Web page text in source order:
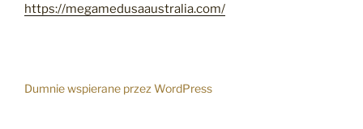
https://megamedusaaustralia.com/
Dumnie wspierane przez WordPress